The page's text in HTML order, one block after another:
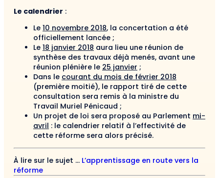
Le calendrier :
Le 10 novembre 2018, la concertation a été
officiellement lancée ;
Le 18 janvier 2018 aura lieu une réunion de
synthèse des travaux déjà menés, avant une
réunion plénière le 25 janvier ;
Dans le courant du mois de février 2018
(première moitié), le rapport tiré de cette
consultation sera remis à la ministre du
Travail Muriel Pénicaud ;
Un projet de loi sera proposé au Parlement mi-
avril : le calendrier relatif à l’effectivité de
cette réforme sera alors précisé.
À lire sur le sujet … L’apprentissage en route vers la
réforme